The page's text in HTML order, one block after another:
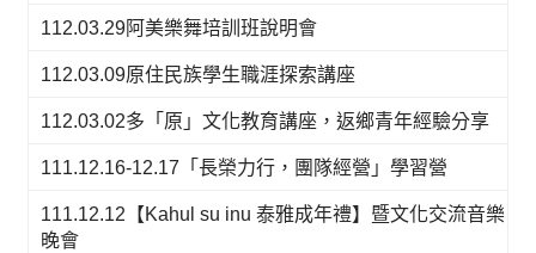
112.03.29阿美樂舞培訓班說明會
112.03.09原住民族學生職涯探索講座
112.03.02多「原」文化教育講座，返鄉青年經驗分享
111.12.16-12.17「長榮力行，團隊經營」學習營
111.12.12【Kahul su inu 泰雅成年禮】暨文化交流音樂
晚會